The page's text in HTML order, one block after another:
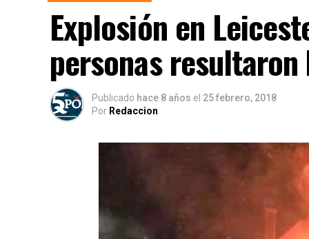
Explosión en
personas
Publicado hace 8 años el 25 febrero, 2018
Por Redaccion